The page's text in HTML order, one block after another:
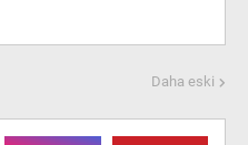
Daha eski